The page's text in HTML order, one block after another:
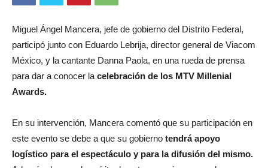
Miguel Ángel Mancera, jefe de gobierno del Distrito Federal,
participó junto con Eduardo Lebrija, director general de Viacom
México, y la cantante Danna Paola, en una rueda de prensa
para dar a conocer la celebración de los MTV Millenial
Awards.
En su intervención, Mancera comentó que su participación en
este evento se debe a que su gobierno tendrá apoyo
logístico para el espectáculo y para la difusión del mismo.